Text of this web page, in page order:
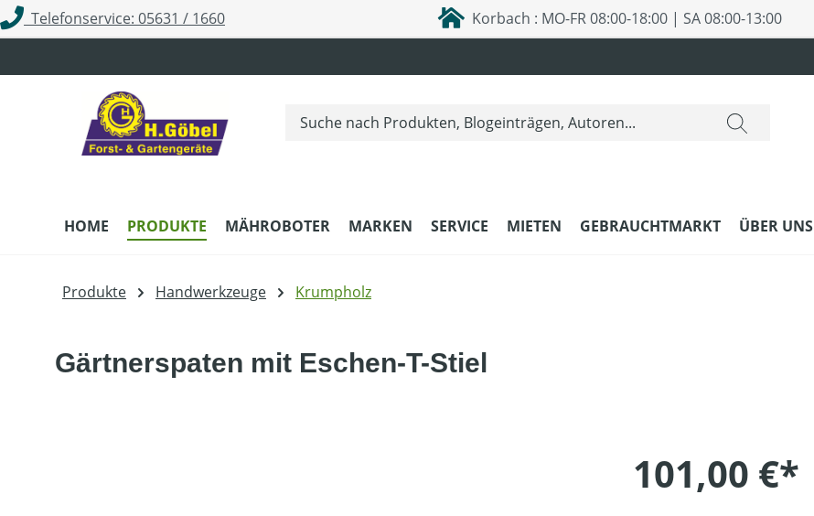
Hauptinhalt springen
Zur Suche springen
Zur Hauptnavigation springen
Telefonservice: 05631 / 1660 Korbach : MO-FR 08:00-18:00 | SA 08:00-13:00
HOME PRODUKTE MÄHROBOTER MARKEN SERVICE MIETEN GEBRAUCHTMARKT ÜBER UNS
Produkte Handwerkzeuge Krumpholz
Gärtnerspaten mit Eschen-T-Stiel
101,00 €*